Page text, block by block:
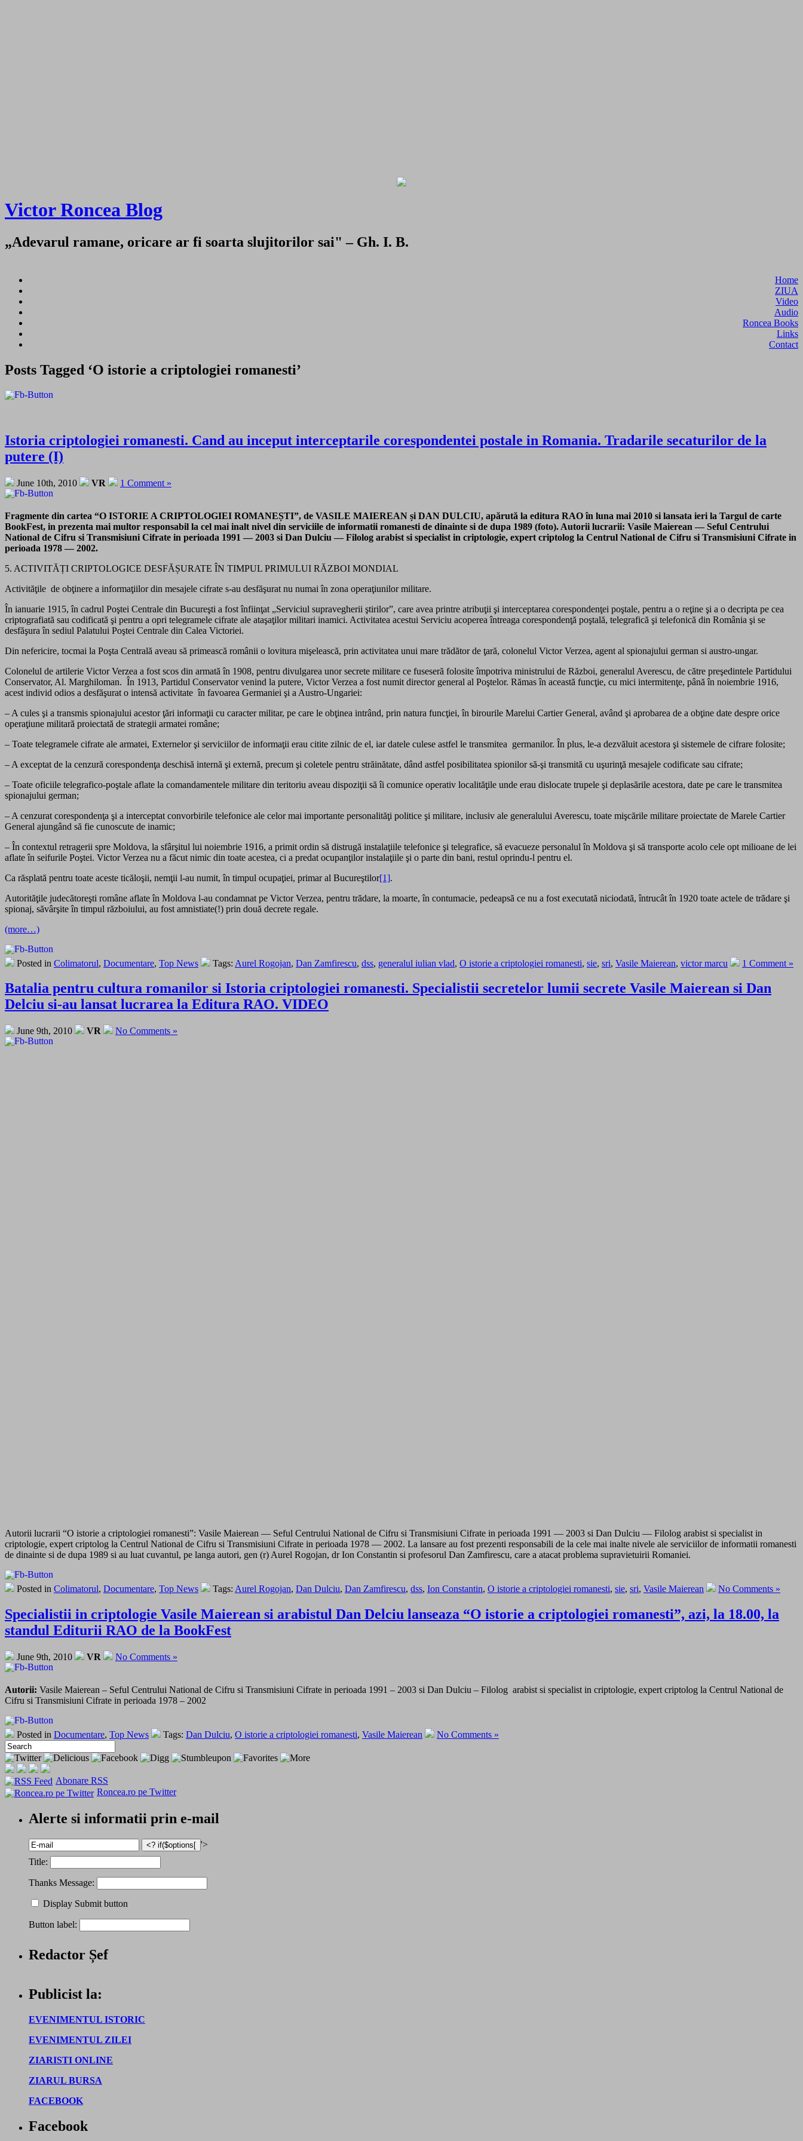
Victor Roncea Blog
„Adevarul ramane, oricare ar fi soarta slujitorilor sai" – Gh. I. B.
Home
ZIUA
Video
Audio
Roncea Books
Links
Contact
Posts Tagged ‘O istorie a criptologiei romanesti’
Istoria criptologiei romanesti. Cand au inceput interceptarile corespondentei postale in Romania. Tradarile secaturilor de la
putere (I)
June 10th, 2010 VR 1 Comment »
Fragmente din cartea “O ISTORIE A CRIPTOLOGIEI ROMANEȘTI”, de VASILE MAIEREAN și DAN DULCIU, apărută la editura RAO în luna mai 2010 si lansata ieri la Targul de carte
BookFest, in prezenta mai multor responsabil la cel mai inalt nivel din serviciile de informatii romanesti de dinainte si de dupa 1989 (foto). Autorii lucrarii: Vasile Maierean — Seful Centrului
National de Cifru si Transmisiuni Cifrate in perioada 1991 — 2003 si Dan Dulciu — Filolog arabist si specialist in criptologie, expert criptolog la Centrul National de Cifru si Transmisiuni Cifrate in
perioada 1978 — 2002.
5. ACTIVITĂȚI CRIPTOLOGICE DESFĂȘURATE ÎN TIMPUL PRIMULUI RĂZBOI MONDIAL
Activităţile de obţinere a informaţiilor din mesajele cifrate s-au desfăşurat nu numai în zona operaţiunilor militare.
În ianuarie 1915, în cadrul Poştei Centrale din Bucureşti a fost înfiinţat „Serviciul supravegherii ştirilor”, care avea printre atribuţii şi interceptarea corespondenţei poştale, pentru a o reţine şi a o decripta pe cea
criptografiată sau codificată şi pentru a opri telegramele cifrate ale ataşaţilor militari inamici. Activitatea acestui Serviciu acoperea întreaga corespondenţă poştală, telegrafică şi telefonică din România şi se
desfăşura în sediul Palatului Poştei Centrale din Calea Victoriei.
Din nefericire, tocmai la Poşta Centrală aveau să primească românii o lovitura mişelească, prin activitatea unui mare trădător de ţară, colonelul Victor Verzea, agent al spionajului german si austro-ungar.
Colonelul de artilerie Victor Verzea a fost scos din armată în 1908, pentru divulgarea unor secrete militare ce fuseseră folosite împotriva ministrului de Război, generalul Averescu, de către preşedintele Partidului
Conservator, Al. Marghiloman. În 1913, Partidul Conservator venind la putere, Victor Verzea a fost numit director general al Poştelor. Rămas în această funcţie, cu mici intermitenţe, până în noiembrie 1916,
acest individ odios a desfăşurat o intensă activitate în favoarea Germaniei şi a Austro-Ungariei:
– A cules şi a transmis spionajului acestor ţări informaţii cu caracter militar, pe care le obţinea intrând, prin natura funcţiei, în birourile Marelui Cartier General, având şi aprobarea de a obţine date despre orice
operaţiune militară proiectată de strategii armatei române;
– Toate telegramele cifrate ale armatei, Externelor şi serviciilor de informaţii erau citite zilnic de el, iar datele culese astfel le transmitea germanilor. În plus, le-a dezvăluit acestora şi sistemele de cifrare folosite;
– A exceptat de la cenzură corespondenţa deschisă internă şi externă, precum şi coletele pentru străinătate, dând astfel posibilitatea spionilor să-şi transmită cu uşurinţă mesajele codificate sau cifrate;
– Toate oficiile telegrafico-poştale aflate la comandamentele militare din teritoriu aveau dispoziţii să îi comunice operativ localităţile unde erau dislocate trupele şi deplasările acestora, date pe care le transmitea
spionajului german;
– A cenzurat corespondenţa şi a interceptat convorbirile telefonice ale celor mai importante personalităţi politice şi militare, inclusiv ale generalului Averescu, toate mişcările militare proiectate de Marele Cartier
General ajungând să fie cunoscute de inamic;
– În contextul retragerii spre Moldova, la sfârşitul lui noiembrie 1916, a primit ordin să distrugă instalaţiile telefonice şi telegrafice, să evacueze personalul în Moldova şi să transporte acolo cele opt milioane de lei
aflate în seifurile Poştei. Victor Verzea nu a făcut nimic din toate acestea, ci a predat ocupanţilor instalaţiile şi o parte din bani, restul oprindu-l pentru el.
Ca răsplată pentru toate aceste ticăloşii, nemţii l-au numit, în timpul ocupaţiei, primar al Bucureştilor[1].
Autorităţile judecătoreşti române aflate în Moldova l-au condamnat pe Victor Verzea, pentru trădare, la moarte, în contumacie, pedeapsă ce nu a fost executată niciodată, întrucât în 1920 toate actele de trădare şi
spionaj, săvârşite în timpul războiului, au fost amnistiate(!) prin două decrete regale.
(more…)
Posted in Colimatorul, Documentare, Top News Tags: Aurel Rogojan, Dan Zamfirescu, dss, generalul iulian vlad, O istorie a criptologiei romanesti, sie, sri, Vasile Maierean, victor marcu 1 Comment »
Batalia pentru cultura romanilor si Istoria criptologiei romanesti. Specialistii secretelor lumii secrete Vasile Maierean si Dan
Delciu si-au lansat lucrarea la Editura RAO. VIDEO
June 9th, 2010 VR No Comments »
Autorii lucrarii “O istorie a criptologiei romanesti”: Vasile Maierean — Seful Centrului National de Cifru si Transmisiuni Cifrate in perioada 1991 — 2003 si Dan Dulciu — Filolog arabist si specialist in
criptologie, expert criptolog la Centrul National de Cifru si Transmisiuni Cifrate in perioada 1978 — 2002. La lansare au fost prezenti responsabili de la cele mai inalte nivele ale serviciilor de informatii romanesti
de dinainte si de dupa 1989 si au luat cuvantul, pe langa autori, gen (r) Aurel Rogojan, dr Ion Constantin si profesorul Dan Zamfirescu, care a atacat problema supravietuirii Romaniei.
Posted in Colimatorul, Documentare, Top News Tags: Aurel Rogojan, Dan Dulciu, Dan Zamfirescu, dss, Ion Constantin, O istorie a criptologiei romanesti, sie, sri, Vasile Maierean No Comments »
Specialistii in criptologie Vasile Maierean si arabistul Dan Delciu lanseaza “O istorie a criptologiei romanesti”, azi, la 18.00, la
standul Editurii RAO de la BookFest
June 9th, 2010 VR No Comments »
Autorii: Vasile Maierean – Seful Centrului National de Cifru si Transmisiuni Cifrate in perioada 1991 – 2003 si Dan Dulciu – Filolog arabist si specialist in criptologie, expert criptolog la Centrul National de
Cifru si Transmisiuni Cifrate in perioada 1978 – 2002
Posted in Documentare, Top News Tags: Dan Dulciu, O istorie a criptologiei romanesti, Vasile Maierean No Comments »
Abonare RSS
Roncea.ro pe Twitter
Alerte si informatii prin e-mail
'>
Title:
Thanks Message:
Display Submit button
Button label:
Redactor Șef
Publicist la:
EVENIMENTUL ISTORIC
EVENIMENTUL ZILEI
ZIARISTI ONLINE
ZIARUL BURSA
FACEBOOK
Facebook